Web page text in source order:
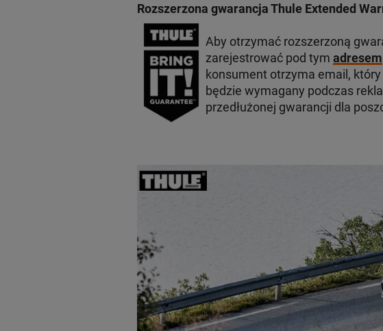
Rozszerzona gwarancja Thule Extended
Aby otrzymać rozszerzoną
zarejestrować pod tym adresem
konsument otrzyma email,
będzie wymagany podczas
przedłużonej gwarancji dla